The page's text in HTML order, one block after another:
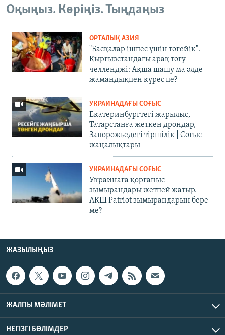
Оқыңыз. Көріңіз. Тыңдаңыз
ОРТАЛЫҚ АЗИЯ
"Басқалар ішпес үшін төгейік".
Қырғызстандағы арақ төгу
челленджі: Ақша шашу ма әлде
жамандықпен күрес пе?
УКРАИНАДАҒЫ СОҒЫС
Екатеринбургтегі жарылыс,
Татарстанға жеткен дрондар,
Запорожьедегі тіршілік | Cоғыс
жаңалықтары
УКРАИНАДАҒЫ СОҒЫС
Украинаға қорғаныс
зымырандары жетпей жатыр.
АҚШ Patriot зымырандарын бере
ме?
ЖАЗЫЛЫҢЫЗ
ЖАЛПЫ МӘЛІМЕТ
НЕГІЗГІ БӨЛІМДЕР